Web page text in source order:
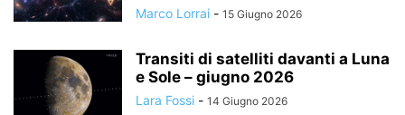
Marco Lorrai - 15 Giugno 2026
Transiti di satelliti davanti a Luna
e Sole – giugno 2026
Lara Fossi - 14 Giugno 2026